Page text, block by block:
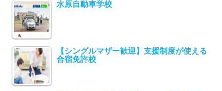
水原自動車学校
【シングルマザー歓迎】支援制度が使える
合宿免許校